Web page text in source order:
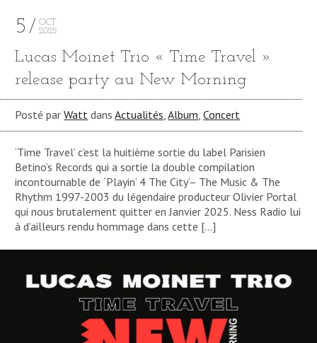
5
OCT
2025
Lucas Moinet Trio « Time Travel »
release party au New Morning
Posté parWatt dansActualités,Album,Concert
‘Time Travel’ c’est la huitième sortie du label Parisien
Betino’s Records qui a sortie la double compilation
incontournable de ´Playin’ 4 The City’– The Music & The
Rhythm 1997-2003 du légendaire producteur Olivier Portal
qui nous brutalement quitter en Janvier 2025. Ness Radio lui
à d’ailleurs rendu hommage dans cette […]